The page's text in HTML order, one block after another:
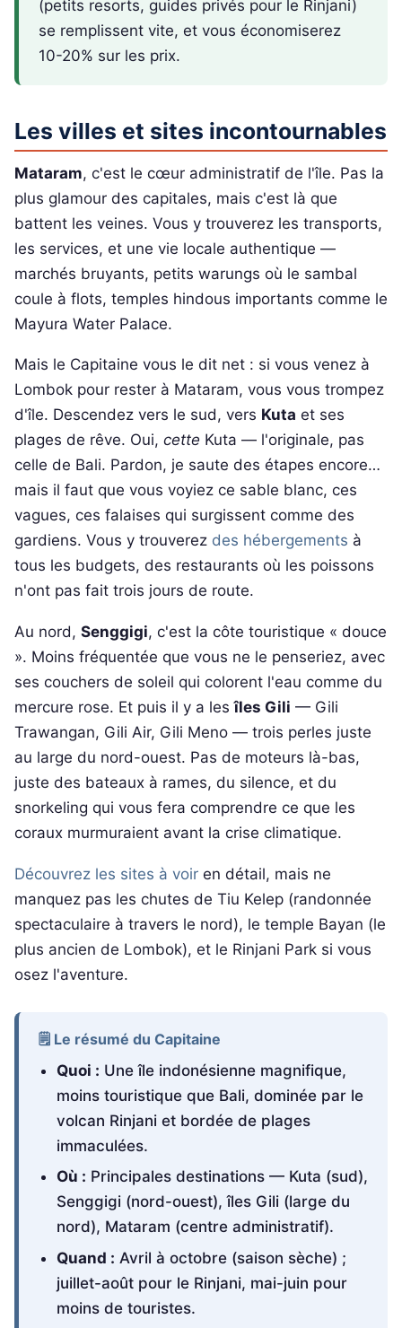
(petits resorts, guides privés pour le Rinjani)
se remplissent vite, et vous économiserez
10-20% sur les prix.
Les villes et sites incontournables
Mataram, c'est le cœur administratif de l'île. Pas la
plus glamour des capitales, mais c'est là que
battent les veines. Vous y trouverez les transports,
les services, et une vie locale authentique —
marchés bruyants, petits warungs où le sambal
coule à flots, temples hindous importants comme le
Mayura Water Palace.
Mais le Capitaine vous le dit net : si vous venez à
Lombok pour rester à Mataram, vous vous trompez
d'île. Descendez vers le sud, vers Kuta et ses
plages de rêve. Oui, cette Kuta — l'originale, pas
celle de Bali. Pardon, je saute des étapes encore…
mais il faut que vous voyiez ce sable blanc, ces
vagues, ces falaises qui surgissent comme des
gardiens. Vous y trouverez des hébergements à
tous les budgets, des restaurants où les poissons
n'ont pas fait trois jours de route.
Au nord, Senggigi, c'est la côte touristique « douce
». Moins fréquentée que vous ne le penseriez, avec
ses couchers de soleil qui colorent l'eau comme du
mercure rose. Et puis il y a lesîles Gili — Gili
Trawangan, Gili Air, Gili Meno — trois perles juste
au large du nord-ouest. Pas de moteurs là-bas,
juste des bateaux à rames, du silence, et du
snorkeling qui vous fera comprendre ce que les
coraux murmuraient avant la crise climatique.
Découvrez les sites à voir en détail, mais ne
manquez pas les chutes de Tiu Kelep (randonnée
spectaculaire à travers le nord), le temple Bayan (le
plus ancien de Lombok), et le Rinjani Park si vous
osez l'aventure.
🗒️ Le résumé du Capitaine
Quoi : Une île indonésienne magnifique,
moins touristique que Bali, dominée par le
volcan Rinjani et bordée de plages
immaculées.
Où : Principales destinations — Kuta (sud),
Senggigi (nord-ouest), îles Gili (large du
nord), Mataram (centre administratif).
Quand : Avril à octobre (saison sèche) ;
juillet-août pour le Rinjani, mai-juin pour
moins de touristes.